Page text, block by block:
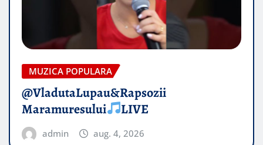
MUZICA POPULARA
@VladutaLupau&Rapsozii
Maramuresului
LIVE
admin aug. 4, 2026